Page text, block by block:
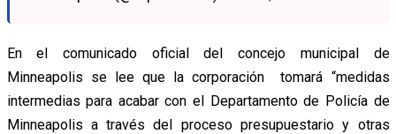
En el comunicado oficial del concejo municipal de
Minneapolis se lee que la corporación tomará “medidas
intermedias para acabar con el Departamento de Policía de
Minneapolis a través del proceso presupuestario y otras